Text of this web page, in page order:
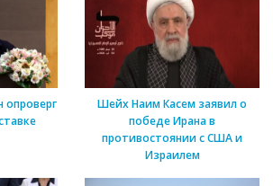
опроверг
Шейх Наим Касем заявил о
победе Ирана в
противостоянии с США и
Израилем